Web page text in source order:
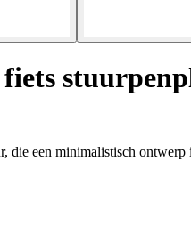
die een minimalistisch